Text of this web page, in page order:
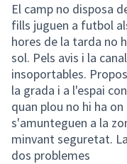
El camp no disposa
fills juguen a futbol
hores de la tarda no
sol. Pels avis i la
insoportables.
la grada i a l'espai
quan plou no hi ha
s'amunteguen a la
minvant seguretat.
dos problemes